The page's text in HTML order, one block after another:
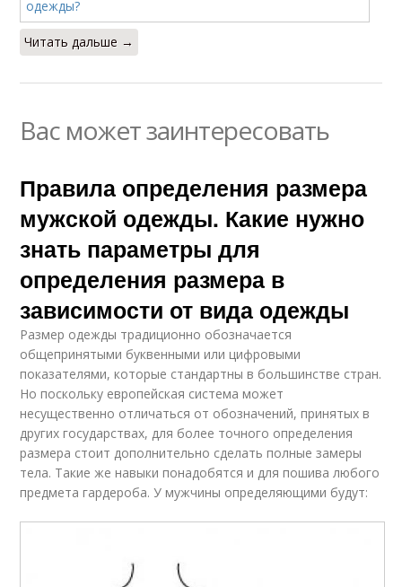
Читать дальше →
Вас может заинтересовать
Правила определения размера
мужской одежды. Какие нужно
знать параметры для
определения размера в
зависимости от вида одежды
Размер одежды традиционно обозначается
общепринятыми буквенными или цифровыми
показателями, которые стандартны в большинстве стран.
Но поскольку европейская система может
несущественно отличаться от обозначений, принятых в
других государствах, для более точного определения
размера стоит дополнительно сделать полные замеры
тела. Такие же навыки понадобятся и для пошива любого
предмета гардероба. У мужчины определяющими будут: